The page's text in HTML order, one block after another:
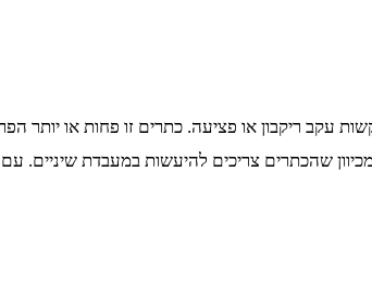
עקב ריקבון או פציעה. כתרים זו פחות או יותר
שהכתרים צריכים להיעשות במעבדת